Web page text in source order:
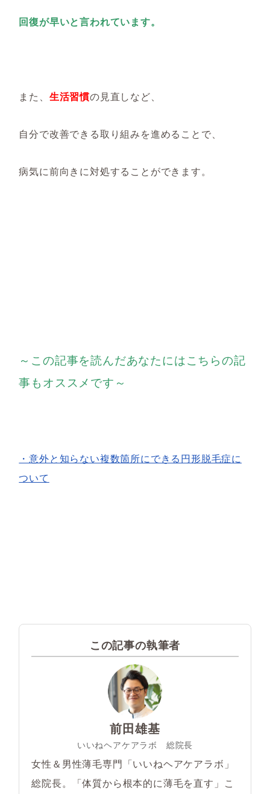
回復が早いと言われています。
また、 生活習慣の見直しなど、
自分で改善できる取り組みを進めることで、
病気に前向きに対処することができます。
～この記事を読んだあなたにはこちらの記
事もオススメです～
・意外と知らない複数箇所にできる円形脱毛症に
ついて
この記事の執筆者
前田雄基
いいねヘアケアラボ 総院長
女性＆男性薄毛専門「いいねヘアケアラボ」
総院長。「体質から根本的に薄毛を直す」こ